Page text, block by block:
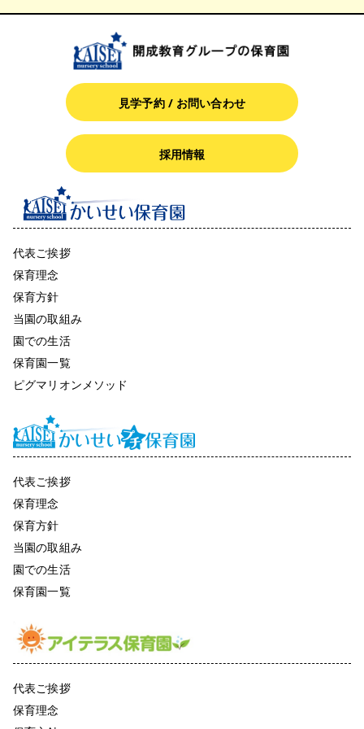
見学予約 / お問い合わせ
採用情報
代表ご挨拶
保育理念
保育方針
当園の取組み
園での生活
保育園一覧
ピグマリオンメソッド
代表ご挨拶
保育理念
保育方針
当園の取組み
園での生活
保育園一覧
代表ご挨拶
保育理念